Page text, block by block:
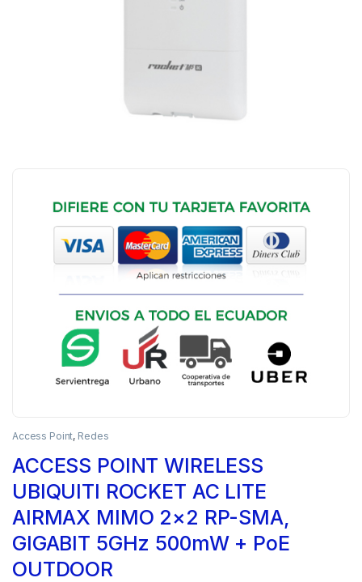
Access Point, Redes
ACCESS POINT WIRELESS
UBIQUITI ROCKET AC LITE
AIRMAX MIMO 2×2 RP-SMA,
GIGABIT 5GHz 500mW + PoE
OUTDOOR